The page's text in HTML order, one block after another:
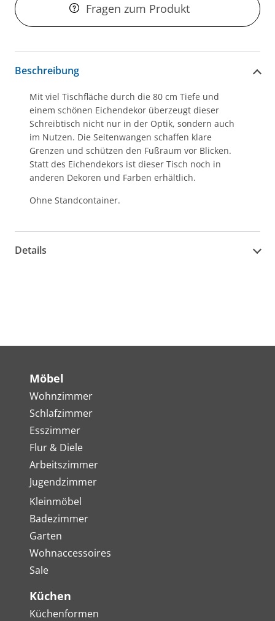
Fragen zum Produkt
Beschreibung
Mit viel Tischfläche durch die 80 cm Tiefe und
einem schönen Eichendekor überzeugt dieser
Schreibtisch nicht nur in der Optik, sondern auch
im Nutzen. Die Seitenwangen schaffen klare
Grenzen und schützen den Fußraum vor Blicken.
Statt des Eichendekors ist dieser Tisch noch in
anderen Dekoren und Farben erhältlich.
Ohne Standcontainer.
Details
Möbel
Wohnzimmer
Schlafzimmer
Esszimmer
Flur & Diele
Arbeitszimmer
Jugendzimmer
Kleinmöbel
Badezimmer
Garten
Wohnaccessoires
Sale
Küchen
Küchenformen